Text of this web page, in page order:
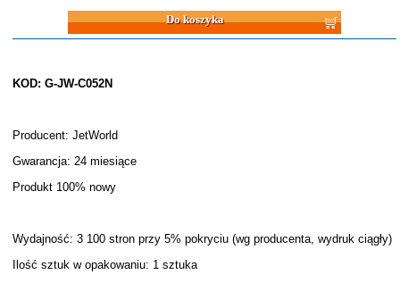
Do koszyka
KOD: G-JW-C052N
Producent: JetWorld
Gwarancja: 24 miesiące
Produkt 100% nowy
Wydajność: 3 100 stron przy 5% pokryciu (wg producenta, wydruk ciągły)
Ilość sztuk w opakowaniu: 1 sztuka